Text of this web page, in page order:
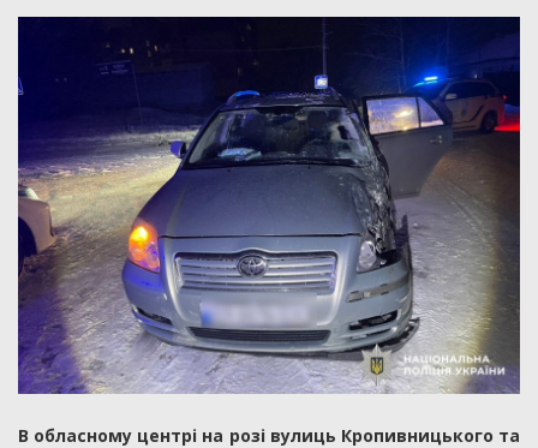
В обласному центрі на розі вулиць Кропивницького та